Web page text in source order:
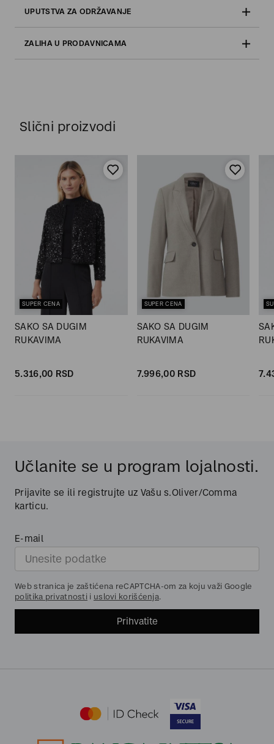
UPUTSTVA ZA ODRŽAVANJE
ZALIHA U PRODAVNICAMA
Slični proizvodi
SUPER CENA
SAKO SA DUGIM
RUKAVIMA
5.316,00 RSD
SUPER CENA
SAKO SA DUGIM
RUKAVIMA
7.996,00 RSD
Učlanite se u program lojalnosti.
Prijavite se ili registrujte uz Vašu s.Oliver/Comma
karticu.
E-mail
Web stranica je zaštićena reCAPTCHA-om za koju važi Google
politika privatnosti i uslovi korišćenja.
Prihvatite